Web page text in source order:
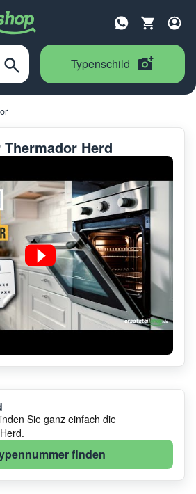
Typenschild
Herd
Sie ganz einfach die
finden